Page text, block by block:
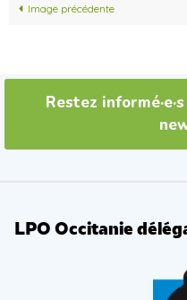
Image précédente
Restez
LPO Occitanie